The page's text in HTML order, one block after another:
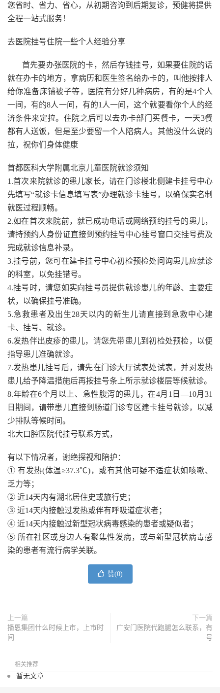
您省时、省力、省心，从初期咨询到后期复诊，预健将提供
全程一站式服务！
去医院挂号住院一些个人经验分享
首先要办张医院的卡，然后存钱挂号，如果要住院的话
就在办卡的地方，拿病历和医生签名给办卡的，叫他按排人
给你准备床铺被子等，医院有分好几种病房，有的是4个人
一间，有的8人一间，有的1人一间，这个就要看你个人的经
济条件来定拉。住院之后可以去办卡部门买餐卡，一天3餐
都有人送饭，但是至少要留一个人陪病人。其他没什么说的
拉，祝你们身体健康
首都医科大学附属北京儿童医院就诊须知
1.首次来院就诊的患儿家长，请在门诊楼北侧建卡挂号中心
先填写“就诊卡信息填写表”办理就诊卡挂号，以确保实名制
就医过程顺畅。
2.如在首次来院前，就已成功电话或网络预约挂号的患儿，
请持预约人身份证直接到预约挂号中心挂号窗口交挂号费及
完成就诊信息补录。
3.挂号前，您可在建卡挂号中心初检预检处问询患儿应就诊
的科室，以免挂错号。
4.挂号时，请您如实向挂号员提供就诊患儿的年龄、主要症
状，以确保挂号准确。
5.急救患者及出生28天以内的新生儿请直接到急救中心建
卡、挂号、就诊。
6.发热伴出皮疹的患儿，请您先带患儿到初检处预检，以便
指导患儿准确就诊。
7.发热患儿挂号后，请先在门诊大厅试表处试表，并对发热
患儿给予降温措施后再按挂号条上所示就诊楼层等候就诊。
8.年龄在6个月以上、急性腹泻的患儿，在4月1日—10月31
日期间，请带患儿直接到肠道门诊专区建卡挂号就诊，以减
少排队等候时间。
北大口腔医院代挂号联系方式，
有以下情况者，谢绝探视和陪护：
① 有发热(体温≥37.3℃)，或有其他可疑不适症状如咳嗽、
乏力等；
② 近14天内有湖北居住史或旅行史；
③ 近14天内接触过发热或伴有呼吸道症状者；
④ 近14天内接触过新型冠状病毒感染的患者或疑似者；
⑤ 所在社区或身边人有聚集性发病，或与新型冠状病毒感
染的患者有流行病学关联。
赞(0)
上一篇
播恩集团什么时候上市，上市时
间
下一篇
广安门医院代跑腿怎么联系，有
号
相关推荐
暂无文章